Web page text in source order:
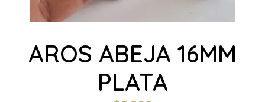
AROS ABEJA 16MM
PLATA